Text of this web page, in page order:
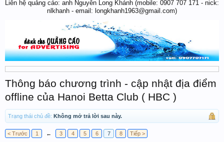
Liên hệ quảng cáo: anh Nguyễn Long Khánh (mobile: 0907 707 171 - nick:
nlkhanh - email: longkhanh1963@gmail.com)
Thông báo chương trình - cập nhật địa điểm
offline của Hanoi Betta Club ( HBC )
Trạng thái chủ đề: Không mở trả lời sau này.
< Trước 1 ← 3 4 5 6 7 8 Tiếp >